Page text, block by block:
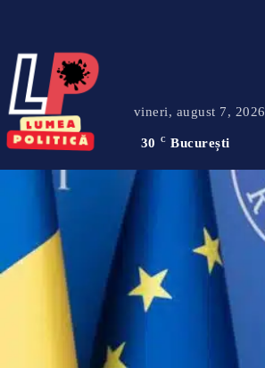
vineri, august 7, 2026
30 C București